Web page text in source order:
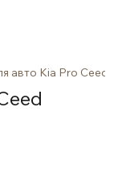
авто Kia Pro Ceed